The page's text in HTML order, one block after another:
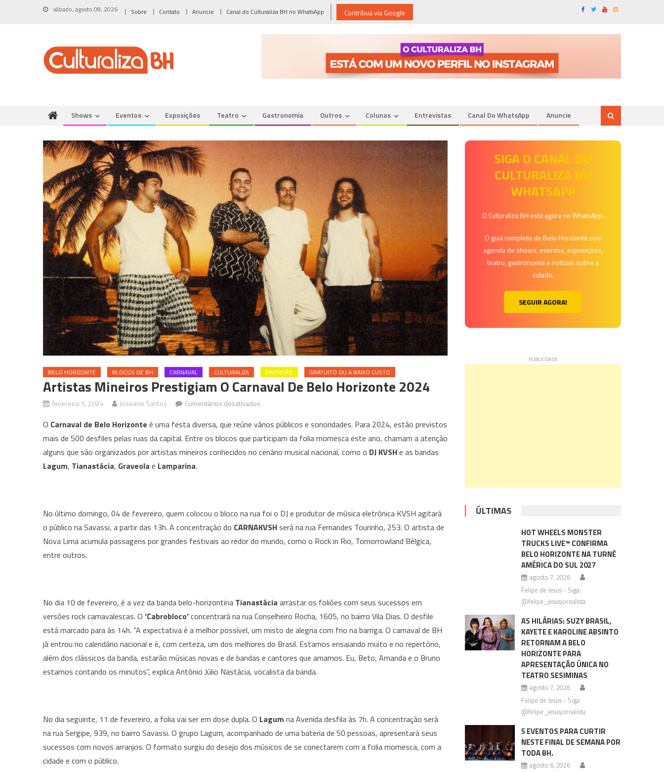
sábado, agosto 08, 2026 Sobre Contato Anuncie Canal do Culturaliza BH no WhatsApp Contribua via Google
Shows Eventos Exposições Teatro Gastronomia Outros Colunas Entrevistas Canal Do WhatsApp Anuncie
BELO HORIZONTE BLOCOS DE BH CARNAVAL CULTURALIZA DIVERSÃO GRATUITO OU A BAIXO CUSTO
Artistas Mineiros Prestigiam O Carnaval De Belo Horizonte 2024
fevereiro 5, 2024 Joseane Santos Comentários desativados
mineiros
prestigiam
o
2024
O Carnaval de Belo Horizonte é uma festa diversa, que reúne vários públicos e sonoridades. Para 2024, estão previstos
mais de 500 desfiles pelas ruas da capital. Entre os blocos que participam da folia momesca este ano, chamam a atenção
alguns que são organizados por artistas mineiros conhecidos no cenário musical nacional, como o DJ KVSHe as bandas
Lagum, Tianastácia, Graveola e Lamparina.
No último domingo, 04 de fevereiro, quem colocou o bloco na rua foi o DJ e produtor de música eletrônica KVSH agitará
o público na Savassi, a partir das 13h. A concentração do CARNAKVSHserá na rua Fernandes Tourinho, 253. O artista de
Nova Lima acumula passagens por grandes festivais ao redor do mundo, como o Rock in Rio, Tomorrowland Bélgica,
entre outros.
No dia 10 de fevereiro, é a vez da banda belo-horizontina Tianastácia arrastar os foliões com seus sucessos em
versões rock carnavalescas. O ‘Cabrobloco’concentrará na rua Conselheiro Rocha, 1605, no bairro Vila Dias. O desfile
está marcado para às 14h. “A expectativa é a melhor possível, um misto de alegria com frio na barriga. O carnaval de BH
já entrou no calendário nacional e é, com certeza, um dos melhores do Brasil. Estamos ensaiando muito e no repertório,
além dos clássicos da banda, estarão músicas novas e de bandas e cantores que amamos. Eu, Beto, Amanda e o Bruno
estamos contando os minutos”, explica Antônio Júlio Nastácia, vocalista da banda.
No dia seguinte, 11 de fevereiro, a folia vai ser em dose dupla. O Lagum na Avenida desfila às 7h. A concentração será
na rua Sergipe, 939, no bairro Savassi. O grupo Lagum, acompanhado de uma bateria de 50 pessoas, apresentará seus
sucessos com novos arranjos. O formato surgiu do desejo dos músicos de se conectarem com a folia momesca, com a
cidade e com o público.
SIGA O CANAL DO
CULTURALIZA NO
WHATSAPP
O Culturaliza BH está agora no WhatsApp.
O guia completo de Belo Horizonte com
agenda de shows, eventos, exposições,
teatro, gastronomia e notícias sobre a
cidade.
SEGUIR AGORA!
ÚLTIMAS
HOT WHEELS MONSTER
TRUCKS LIVE™ CONFIRMA
BELO HORIZONTE NA TURNÊ
AMÉRICA DO SUL 2027
agosto 7, 2026
Felipe de Jesus - Siga:
@felipe_jesusjornalista
AS HILÁRIAS: SUZY BRASIL,
KAYETE E KAROLINE ABSINTO
RETORNAM A BELO
HORIZONTE PARA
APRESENTAÇÃO ÚNICA NO
TEATRO SESIMINAS
agosto 7, 2026
Felipe de Jesus - Siga:
@felipe_jesusjornalista
5 EVENTOS PARA CURTIR
NESTE FINAL DE SEMANA POR
TODA BH.
agosto 6, 2026